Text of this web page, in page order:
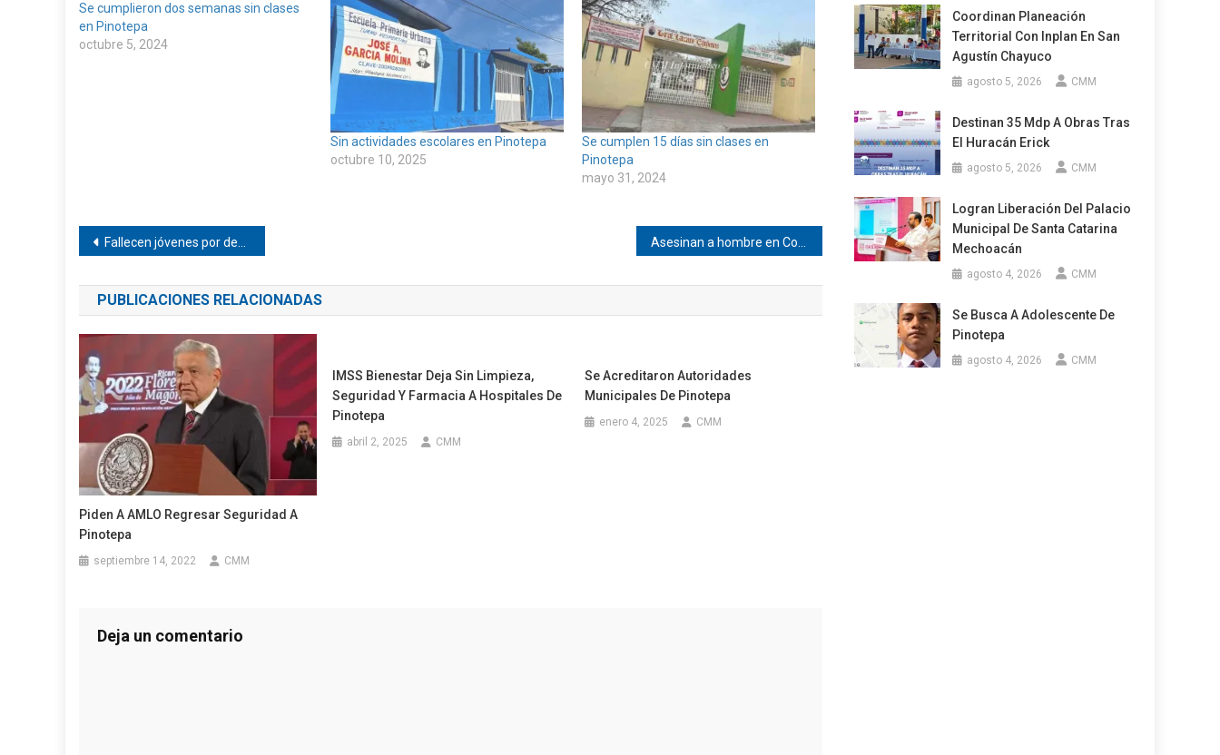
Se cumplieron dos semanas sin clases
en Pinotepa
octubre 5, 2024
Sin actividades escolares en Pinotepa
octubre 10, 2025
Se cumplen 15 días sin clases en
Pinotepa
mayo 31, 2024
Navegación
de
entradas
Fallecen jóvenes por dengue en la costa
PUBLICACIONES RELACIONADAS
Piden A AMLO Regresar Seguridad A
Pinotepa
septiembre 14, 2022 CMM
IMSS Bienestar Deja Sin Limpieza,
Seguridad Y Farmacia A Hospitales De
Pinotepa
abril 2, 2025 CMM
Se Acreditaron Autoridades
Municipales De Pinotepa
enero 4, 2025 CMM
Deja un comentario
Coordinan Planeación
Territorial Con Inplan En San
Agustín Chayuco
agosto 5, 2026 CMM
Destinan 35 Mdp A Obras Tras
El Huracán Erick
agosto 5, 2026 CMM
Logran Liberación Del Palacio
Municipal De Santa Catarina
Mechoacán
agosto 4, 2026 CMM
Se Busca A Adolescente De
Pinotepa
agosto 4, 2026 CMM